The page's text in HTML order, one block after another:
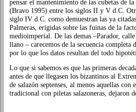
pensar el mantenimiento de las cubetas de
(Bravo 1995) entre los siglos II y V d.C.
siglo IV d.C. como demuestran las ya
Palmeras, erigidas sobre las fuinas de la
medioimperial. De las demas –Parador,
llano – carecemos de la secuencia completa
por lo que los datos resultan del todo
Lo que si sabemos es que las primeras
antes de que llegasen los bizantinos al
de salazón septenses, al menos aquellas con
tradicional con piletas salazoneras, dejaron